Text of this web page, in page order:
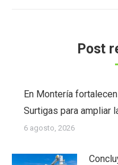
Post
En Montería
Surtigas para ampliar
6 agosto, 2026